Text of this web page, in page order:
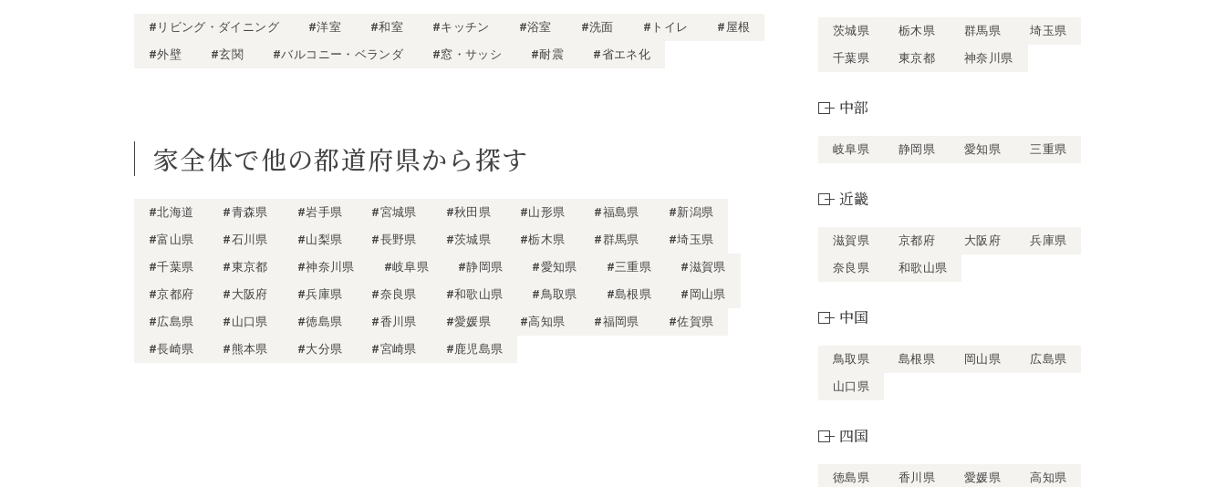
#リビング・ダイニング #洋室 #和室 #キッチン #浴室 #洗面 #トイレ
#屋根
#外壁
#玄関 #バルコニー・ベランダ #窓・サッシ #耐震 #省エネ化
家全体で他の都道府県から探す
#北海道 #青森県 #岩手県 #宮城県 #秋田県 #山形県 #福島県
#新潟県
#富山県
#石川県 #山梨県 #長野県 #茨城県 #栃木県 #群馬県
#埼玉県
#千葉県
#東京都 #神奈川県 #岐阜県 #静岡県 #愛知県 #三重県
#滋賀県
#京都府
#大阪府 #兵庫県 #奈良県 #和歌山県 #鳥取県 #島根県
#岡山県
#広島県
#山口県 #徳島県 #香川県 #愛媛県 #高知県 #福岡県
#佐賀県
#長崎県
#熊本県 #大分県 #宮崎県 #鹿児島県
茨城県 栃木県 群馬県
埼玉県
千葉県
東京都 神奈川県
中部
岐阜県 静岡県 愛知県 三重県
近畿
滋賀県 京都府 大阪府
兵庫県
奈良県
和歌山県
中国
鳥取県 島根県 岡山県
広島県
山口県
四国
徳島県 香川県 愛媛県 高知県